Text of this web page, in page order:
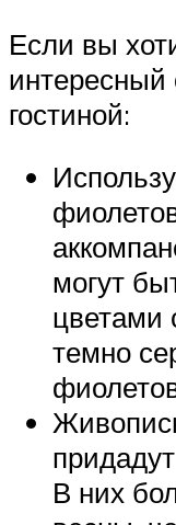
Если вы
интересный
гостиной:
могут
цветами
темно
В них